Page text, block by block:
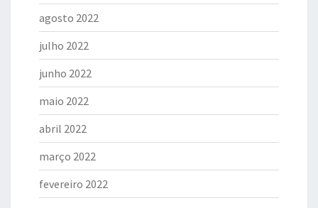
agosto 2022
julho 2022
junho 2022
maio 2022
abril 2022
março 2022
fevereiro 2022